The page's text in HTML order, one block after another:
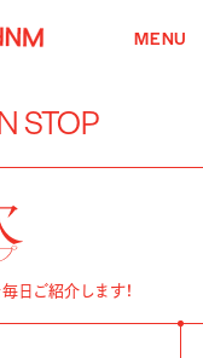
MENU
STOP
日ご紹介します！